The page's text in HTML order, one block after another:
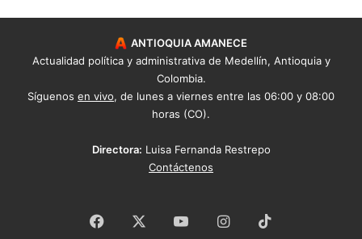
ANTIOQUIA AMANECE
Actualidad política y administrativa de Medellín, Antioquia y
Colombia.
Síguenos en vivo, de lunes a viernes entre las 06:00 y 08:00
horas (CO).
Directora: Luisa Fernanda Restrepo
Contáctenos
Facebook YouTubeInstagram